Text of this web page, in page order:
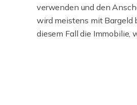
verwenden und den
wird meistens mit Bargeld
diesem Fall die Immobilie,